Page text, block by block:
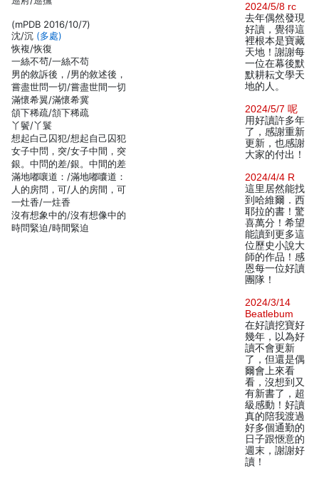
(mPDB 2016/10/7)
沈/沉 (多處)
恢複/恢復
一絲不茍/一絲不苟
男的敘訴後，/男的敘述後，
嘗盡世問一切/嘗盡世間一切
滿懷希翼/滿懷希冀
頜下稀疏/頷下稀疏
丫鬢/丫鬟
想起白己囚犯/想起自己囚犯
女子中問，突/女子中間，突
銀。中問的差/銀。中間的差
滿地嘟嚷道：/滿地嘟囔道：
人的房問，可/人的房間，可
一灶香/一炷香
沒有想象中的/沒有想像中的
時問緊迫/時間緊迫
2024/5/8 rc
去年偶然發現
好讀，覺得這
裡根本是寶藏
天地！謝謝每
一位在幕後默
默耕耘文學天
地的人。
2024/5/7 呢
用好讀許多年
了，感謝重新
更新，也感謝
大家的付出！
2024/4/4 R
這里居然能找
到哈維爾．西
耶拉的書！驚
喜萬分！希望
能讀到更多這
位歷史小說大
師的作品！感
恩每一位好讀
團隊！
2024/3/14
Beatlebum
在好讀挖寶好
幾年，以為好
讀不會更新
了，但還是偶
爾會上來看
看，沒想到又
有新書了，超
級感動！好讀
真的陪我渡過
好多個通勤的
日子跟愜意的
週末，謝謝好
讀！